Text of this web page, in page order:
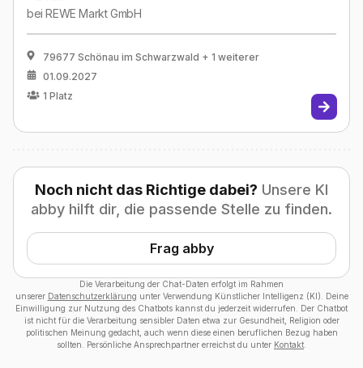
beiREWE Markt GmbH
79677 Schönau im Schwarzwald + 1 weiterer
01.09.2027
1 Platz
Noch nicht das Richtige dabei? Unsere KI
abby hilft dir, die passende Stelle zu finden.
Frag abby
Die Verarbeitung der Chat-Daten erfolgt im Rahmen
unserer Datenschutzerklärung unter Verwendung Künstlicher Intelligenz (KI). Deine
Einwilligung zur Nutzung des Chatbots kannst du jederzeit widerrufen. Der Chatbot
ist nicht für die Verarbeitung sensibler Daten etwa zur Gesundheit, Religion oder
politischen Meinung gedacht, auch wenn diese einen beruflichen Bezug haben
sollten. Persönliche Ansprechpartner erreichst du unter Kontakt